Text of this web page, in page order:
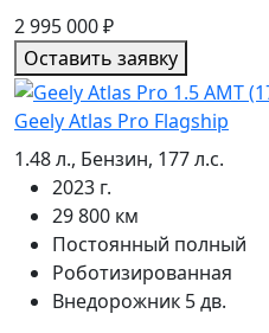
2 995 000₽
Оставить заявку
Geely Atlas Pro Flagship
1.48 л., Бензин, 177 л.с.
2023 г.
29 800 км
Постоянный полный
Роботизированная
Внедорожник 5 дв.